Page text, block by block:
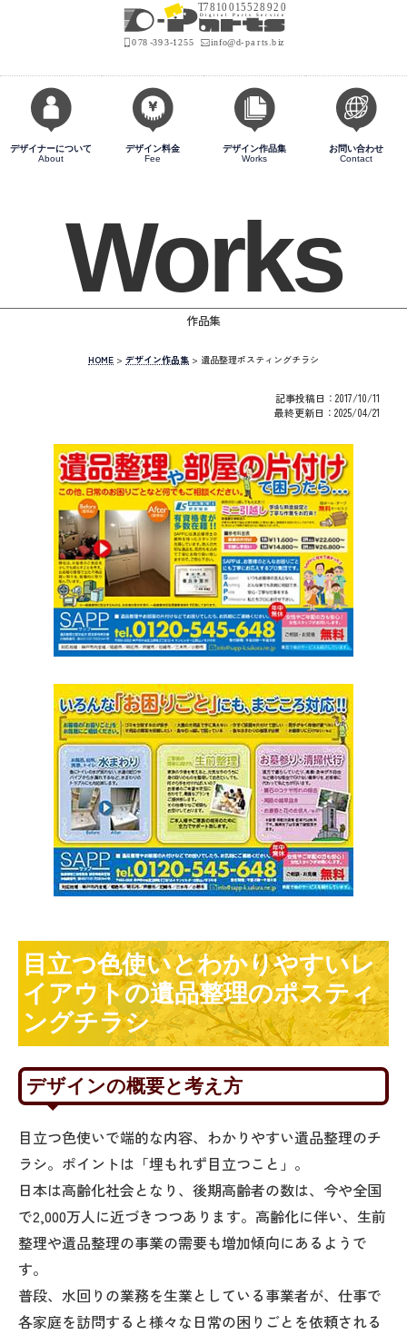
デザイナーについて
About
デザイン料金
Fee
デザイン作品集
Works
お問い合わせ
Contact
Works
作品集
HOME > デザイン作品集 > 遺品整理ポスティングチラシ
記事投稿日：2017/10/11
最終更新日：2025/04/21
目立つ色使いとわかりやすいレ
イアウトの遺品整理のポスティ
ングチラシ
デザインの概要と考え方
目立つ色使いで端的な内容、わかりやすい遺品整理のチ
ラシ。ポイントは「埋もれず目立つこと」。
日本は高齢化社会となり、後期高齢者の数は、今や全国
で2,000万人に近づきつつあります。高齢化に伴い、生前
整理や遺品整理の事業の需要も増加傾向にあるようで
す。
普段、水回りの業務を生業としている事業者が、仕事で
各家庭を訪問すると様々な日常の困りごとを依頼される